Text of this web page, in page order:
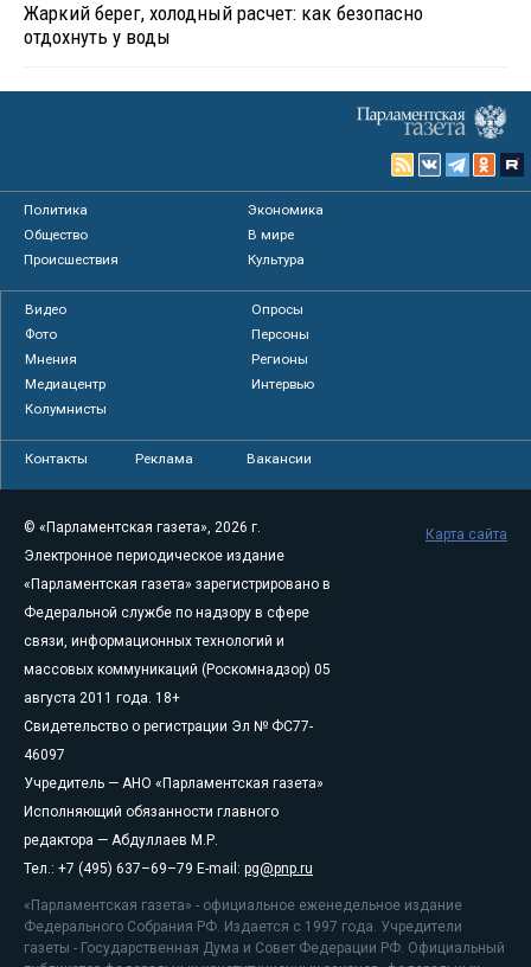
Жаркий берег, холодный расчет: как безопасно
отдохнуть у воды
Политика
Экономика
Общество
В мире
Происшествия
Культура
Видео
Опросы
Фото
Персоны
Мнения
Регионы
Медиацентр
Интервью
Колумнисты
Контакты Реклама Вакансии
© «Парламентская газета», 2026 г.
Электронное периодическое издание
«Парламентская газета» зарегистрировано в
Федеральной службе по надзору в сфере
связи, информационных технологий и
массовых коммуникаций (Роскомнадзор) 05
августа 2011 года. 18+
Свидетельство о регистрации Эл № ФС77-
46097
Учредитель — АНО «Парламентская газета»
Исполняющий обязанности главного
редактора — Абдуллаев М.Р.
Тел.: +7 (495) 637–69–79 E-mail: pg@pnp.ru
«Парламентская газета» - официальное еженедельное издание
Федерального Собрания РФ. Издается с 1997 года. Учредители
газеты - Государственная Дума и Совет Федерации РФ. Официальный
Карта сайта